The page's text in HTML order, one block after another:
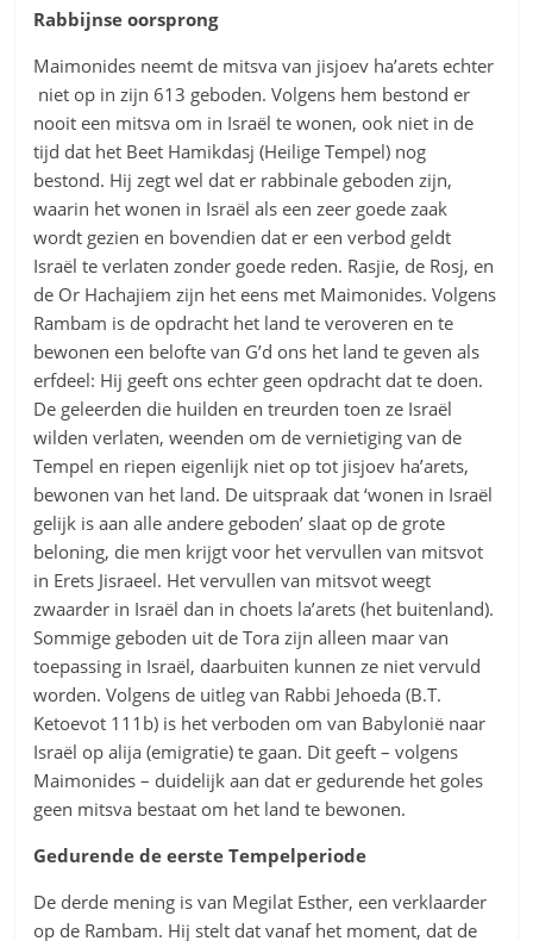
Rabbijnse oorsprong
Maimonides neemt de mitsva van jisjoev ha’arets echter
niet op in zijn 613 geboden. Volgens hem bestond er
nooit een mitsva om in Israël te wonen, ook niet in de
tijd dat het Beet Hamikdasj (Heilige Tempel) nog
bestond. Hij zegt wel dat er rabbinale geboden zijn,
waarin het wonen in Israël als een zeer goede zaak
wordt gezien en bovendien dat er een verbod geldt
Israël te verlaten zonder goede reden. Rasjie, de Rosj, en
de Or Hachajiem zijn het eens met Maimonides. Volgens
Rambam is de opdracht het land te veroveren en te
bewonen een belofte van G’d ons het land te geven als
erfdeel: Hij geeft ons echter geen opdracht dat te doen.
De geleerden die huilden en treurden toen ze Israël
wilden verlaten, weenden om de vernietiging van de
Tempel en riepen eigenlijk niet op tot jisjoev ha’arets,
bewonen van het land. De uitspraak dat ‘wonen in Israël
gelijk is aan alle andere geboden’ slaat op de grote
beloning, die men krijgt voor het vervullen van mitsvot
in Erets Jisraeel. Het vervullen van mitsvot weegt
zwaarder in Israël dan in choets la’arets (het buitenland).
Sommige geboden uit de Tora zijn alleen maar van
toepassing in Israël, daarbuiten kunnen ze niet vervuld
worden. Volgens de uitleg van Rabbi Jehoeda (B.T.
Ketoevot 111b) is het verboden om van Babylonië naar
Israël op alija (emigratie) te gaan. Dit geeft – volgens
Maimonides – duidelijk aan dat er gedurende het goles
geen mitsva bestaat om het land te bewonen.
Gedurende de eerste Tempelperiode
De derde mening is van Megilat Esther, een verklaarder
op de Rambam. Hij stelt dat vanaf het moment, dat de